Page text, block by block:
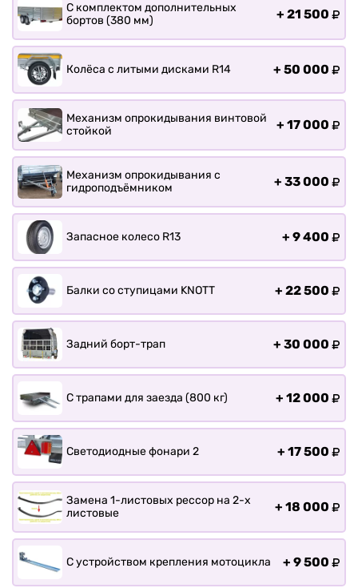
С комплектом дополнительных
бортов (380 мм)
+ 21 500
Колёса с литыми дисками R14 + 50 000
Механизм опрокидывания винтовой
стойкой
+ 17 000
Механизм опрокидывания с
гидроподъёмником
+ 33 000
Запасное колесо R13 + 9 400
Балки со ступицами KNOTT + 22 500
Задний борт-трап + 30 000
С трапами для заезда (800 кг) + 12 000
Светодиодные фонари 2 + 17 500
Замена 1-листовых рессор на 2-х
листовые
+ 18 000
С устройством крепления мотоцикла + 9 500